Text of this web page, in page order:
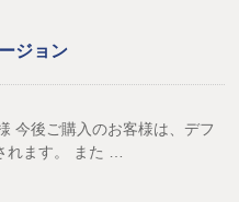
ジョン
今後ご購入のお客様は、デフ
れます。 また …